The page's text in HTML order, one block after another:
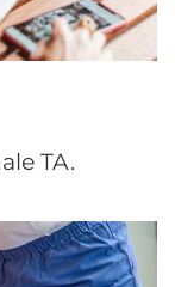
TA.